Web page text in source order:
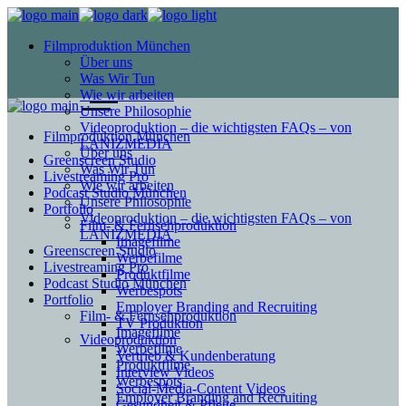
Filmproduktion München
Über uns
Was Wir Tun
Wie wir arbeiten
Unsere Philosophie
Videoproduktion – die wichtigsten FAQs – von
LANIZMEDIA
Greenscreen Studio
Livestreaming Pro
Podcast Studio München
Portfolio
Film- & Fernsehproduktion
Imagefilme
Werbefilme
Produktfilme
Werbespots
Employer Branding and Recruiting
TV Produktion
Videoproduktion
Vertrieb & Kundenberatung
Interview Videos
Social-Media-Content Videos
Filmproduktion München
Über uns
Was Wir Tun
Wie wir arbeiten
Unsere Philosophie
Videoproduktion – die wichtigsten FAQs – von
LANIZMEDIA
Greenscreen Studio
Livestreaming Pro
Podcast Studio München
Portfolio
Film- & Fernsehproduktion
Imagefilme
Werbefilme
Produktfilme
Werbespots
Employer Branding and Recruiting